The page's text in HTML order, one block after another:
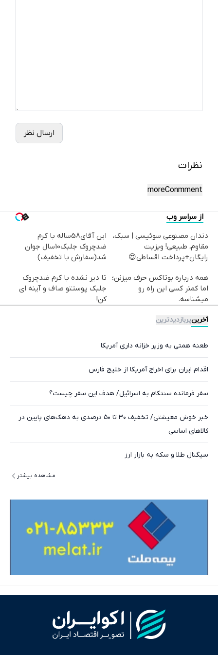
ارسال نظر
نظرات
moreConmment
از سراسر وب
دندان مصنوعی سوئیسی | سبک،
مقاوم، طبیعی! ویزیت
رایگان+پرداخت اقساطی😍
این آقای58ساله با کرم
ضدچروک جلبک10سال جوان
شد(سفارش با تخفیف)
همه درباره بوتاکس حرف میزنن؛
اما کمتر کسی این راه رو
میشناسه.
تا دیر نشده با کرم ضدچروک
جلبک پوستتو صاف و آینه ای
کن!
آخرینپربازدیدترین
طعنه همتی به وزیر خزانه داری آمریکا
اقدام ایران برای اخراج آمریکا از خلیج فارس
سفر فرمانده سنتکام به اسرائیل/ هدف این سفر چیست؟
خبر خوش معیشتی/ تخفیف ۳۰ تا ۵۰ درصدی به دهک‌های پایین در
کالاهای اساسی
سیگنال طلا و سکه به بازار ارز
مشاهده بیشتر